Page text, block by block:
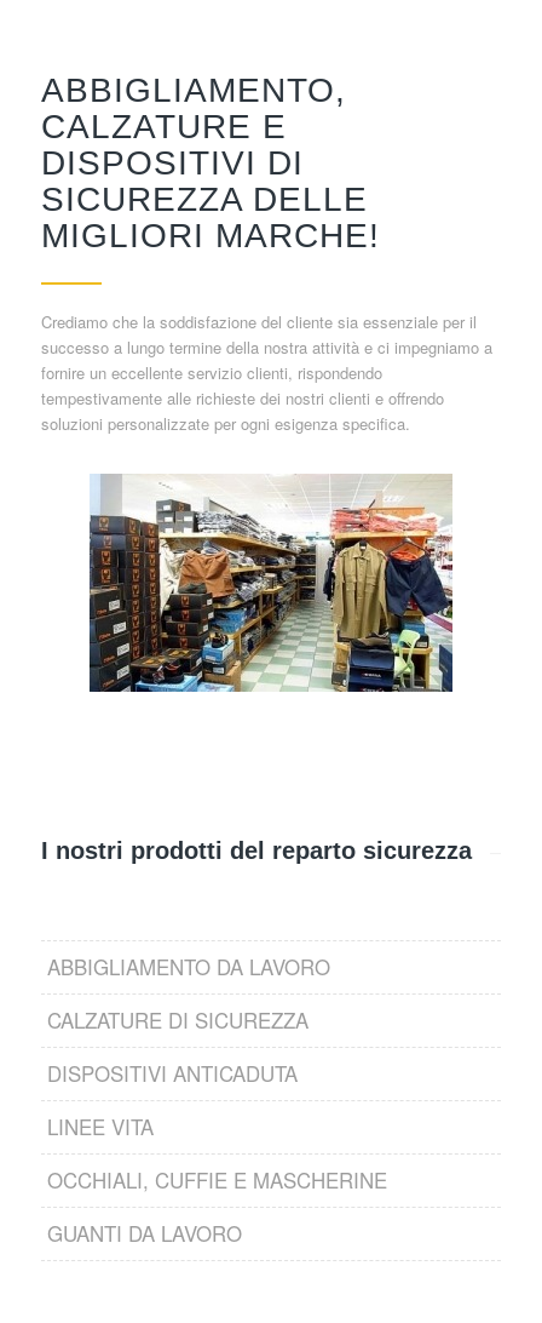
ABBIGLIAMENTO,
CALZATURE E
DISPOSITIVI DI
SICUREZZA DELLE
MIGLIORI MARCHE!
Crediamo che la soddisfazione del cliente sia essenziale per il
successo a lungo termine della nostra attività e ci impegniamo a
fornire un eccellente servizio clienti, rispondendo
tempestivamente alle richieste dei nostri clienti e offrendo
soluzioni personalizzate per ogni esigenza specifica.
I nostri prodotti del reparto sicurezza
ABBIGLIAMENTO DA LAVORO
CALZATURE DI SICUREZZA
DISPOSITIVI ANTICADUTA
LINEE VITA
OCCHIALI, CUFFIE E MASCHERINE
GUANTI DA LAVORO